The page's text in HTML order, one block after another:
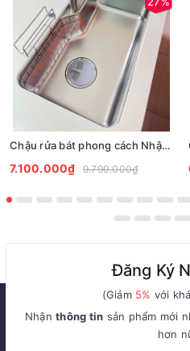
Chậu rửa bát phong cách Nhật chống xước Tari Smart 8050
7.100.000₫ 9.790.000₫
Đăng Ký
(Giảm 5% với
Nhậnthông tin sản phẩm mới
hơn